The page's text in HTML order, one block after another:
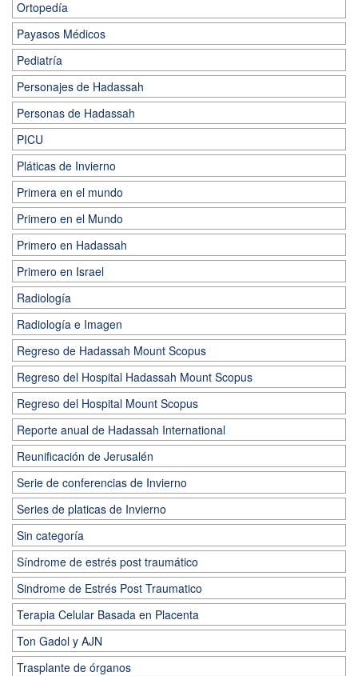
Ortopedía
Payasos Médicos
Pediatría
Personajes de Hadassah
Personas de Hadassah
PICU
Pláticas de Invierno
Primera en el mundo
Primero en el Mundo
Primero en Hadassah
Primero en Israel
Radiología
Radiología e Imagen
Regreso de Hadassah Mount Scopus
Regreso del Hospital Hadassah Mount Scopus
Regreso del Hospital Mount Scopus
Reporte anual de Hadassah International
Reunificación de Jerusalén
Serie de conferencias de Invierno
Series de platicas de Invierno
Sin categoría
Síndrome de estrés post traumático
Sindrome de Estrés Post Traumatico
Terapia Celular Basada en Placenta
Ton Gadol y AJN
Trasplante de órganos